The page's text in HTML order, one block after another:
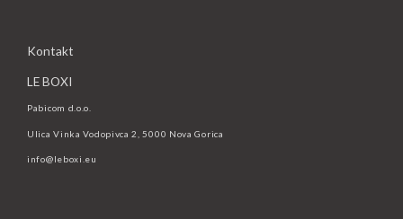
Kontakt
LE BOXI
Pabicom d.o.o.
Ulica Vinka Vodopivca 2, 5000 Nova Gorica
info@leboxi.eu